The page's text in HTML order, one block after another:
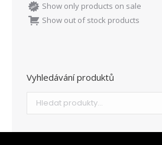
Show only products on sale
Show out of stock products
Vyhledávání produktů